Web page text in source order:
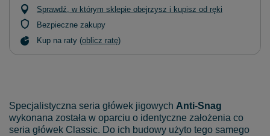
Sprawdź, w którym sklepie obejrzysz i kupisz od ręki
Bezpieczne zakupy
Kup na raty (oblicz ratę)
Specjalistyczna seria główek jigowych Anti-Snag
wykonana została w oparciu o identyczne założenia co
seria główek Classic. Do ich budowy użyto tego samego